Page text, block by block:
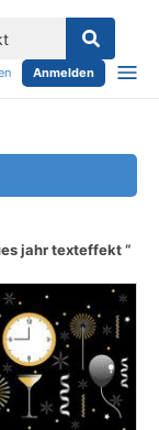
Anmelden
jahr texteffekt